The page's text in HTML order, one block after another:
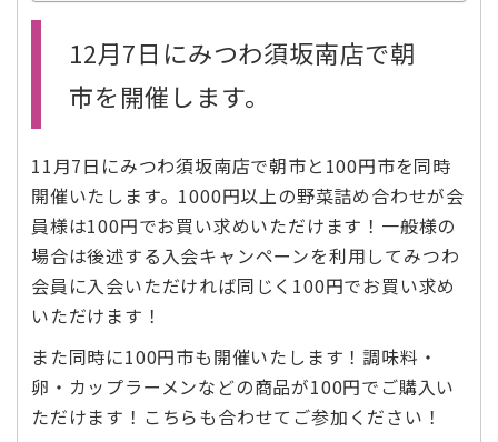
12月7日にみつわ須坂南店で朝
市を開催します。
11月7日にみつわ須坂南店で朝市と100円市を同時
開催いたします。1000円以上の野菜詰め合わせが会
員様は100円でお買い求めいただけます！一般様の
場合は後述する入会キャンペーンを利用してみつわ
会員に入会いただければ同じく100円でお買い求め
いただけます！
また同時に100円市も開催いたします！調味料・
卵・カップラーメンなどの商品が100円でご購入い
ただけます！こちらも合わせてご参加ください！